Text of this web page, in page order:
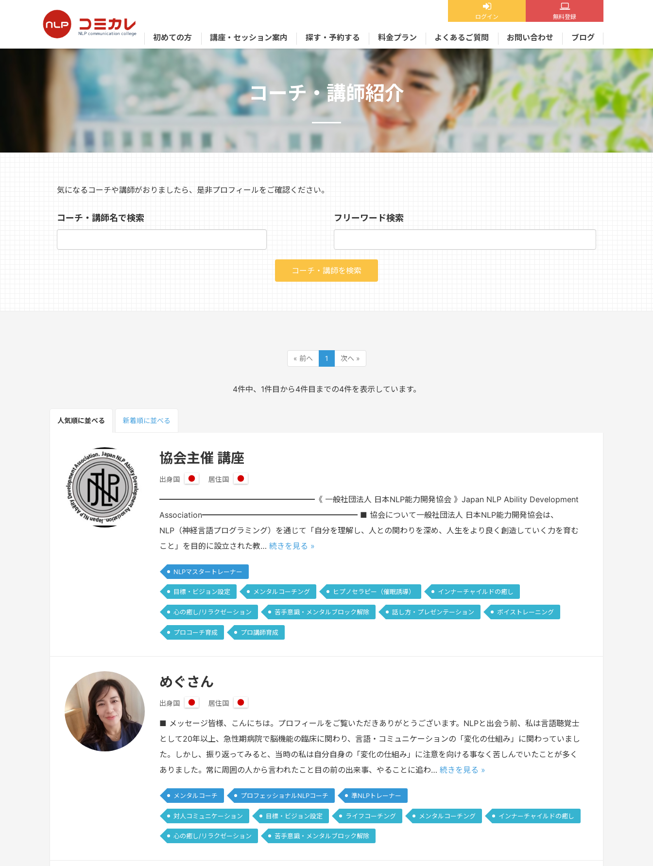
ログイン 無料登録
初めての方 講座・セッション案内 探す・予約する 料金プラン よくあるご質問 お問い合わせ ブログ
コーチ・講師紹介
気になるコーチや講師がおりましたら、是非プロフィールをご確認ください。
コーチ・講師名で検索 フリーワード検索
« 前へ 1 次へ »
4件中、1件目から4件目までの4件を表示しています。
人気順に並べる 新着順に並べる
協会主催 講座
出身国
日
本
居住国
日
本
━━━━━━━━━━━━━━━━━━━━《 一般社団法人 日本NLP能力開発協会 》Japan NLP Ability Development
Association━━━━━━━━━━━━━━━━━━━━ ■ 協会について一般社団法人 日本NLP能力開発協会は、
NLP（神経言語プログラミング）を通じて「自分を理解し、人との関わりを深め、人生をより良く創造していく力を育む
こと」を目的に設立された教… 続きを見る »
NLPマスタートレーナー
目標・ビジョン設定 メンタルコーチング ヒプノセラピー（催眠誘導） インナーチャイルドの癒し
心の癒し/リラクゼーション 苦手意識・メンタルブロック解除 話し方・プレゼンテーション ボイストレーニング
プロコーチ育成 プロ講師育成
めぐさん
出身国
本
居住国
本
■ メッセージ皆様、こんにちは。プロフィールをご覧いただきありがとうございます。NLPと出会う前、私は言語聴覚士
として20年以上、急性期病院で脳機能の臨床に関わり、言語・コミュニケーションの「変化の仕組み」に関わっていまし
た。しかし、振り返ってみると、当時の私は自分自身の「変化の仕組み」に注意を向ける事なく苦しんでいたことが多く
ありました。常に周囲の人から言われたこと目の前の出来事、やることに追わ… 続きを見る »
メンタルコーチ プロフェッショナルNLPコーチ 準NLPトレーナー
対人コミュニケーション 目標・ビジョン設定 ライフコーチング メンタルコーチング インナーチャイルドの癒し
心の癒し/リラクゼーション 苦手意識・メンタルブロック解除